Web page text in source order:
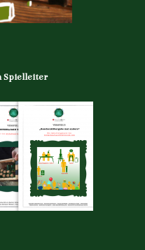
Spielleiter